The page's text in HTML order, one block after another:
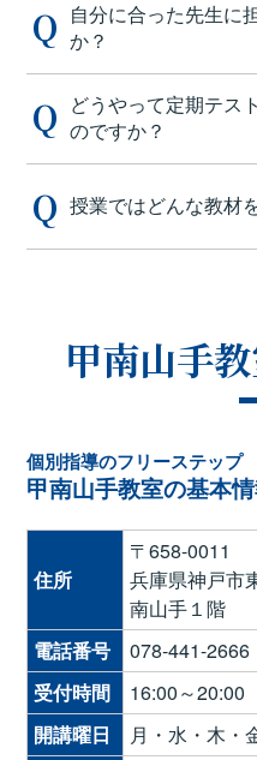
自分に合った先生に
か？
どうやって定期テス
のですか？
授業ではどんな教材
甲南山手
個別指導のフリーステップ
甲南山手教室の基本
住所
〒658-0011
兵庫県神戸市
南山手１階
電話番号
078-441-2666
受付時間
16:00～20:00
開講曜日
月・水・木・